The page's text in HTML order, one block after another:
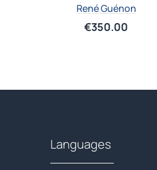
René Guénon
€350.00
Languages